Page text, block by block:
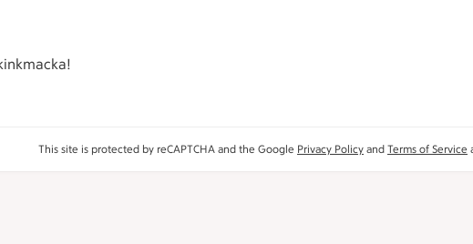
This site is protected by reCAPTCHA and the Google Privacy Policy and Terms of Service